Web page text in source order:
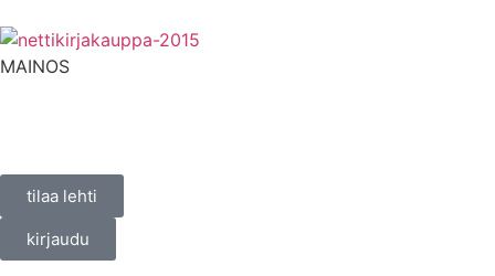
MAINOS
tilaa lehti
kirjaudu